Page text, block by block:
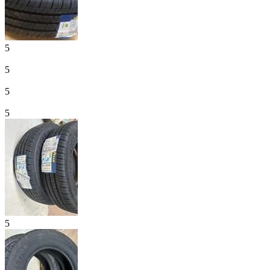
5
5
5
5
5